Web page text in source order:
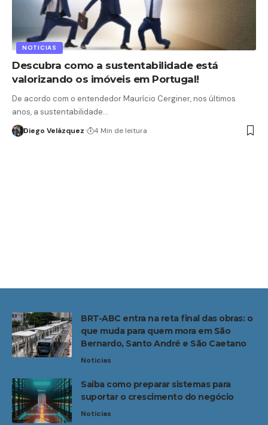
NOTICIAS
Descubra como a sustentabilidade está
valorizando os imóveis em Portugal!
De acordo com o entendedor Maurício Cerginer, nos últimos
anos, a sustentabilidade…
Diego Velázquez 4 Min de leitura
BRT-ABC entra na reta final das obras: o
que muda para quem mora em São
Bernardo, Santo André e São Caetano
Noticias
Saiba como preparar sistemas para
suportar o crescimento do negócio
Noticias